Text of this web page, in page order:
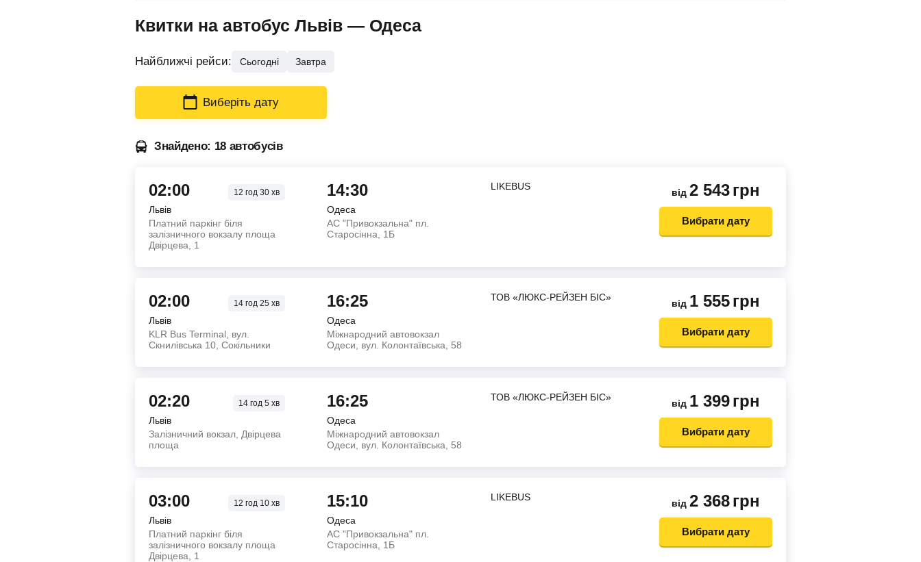
Квитки на автобус Львів — Одеса
Найближчі рейси: Сьогодні Завтра
Виберіть дату
Знайдено: 18 автобусів
02:00 12 год30 хв
Львів
Платний паркінг біля
залізничного вокзалу площа
Двірцева, 1
14:30
Одеса
АС "Привокзальна" пл.
Старосінна, 1Б
LIKEBUS
від 2 543грн
Вибрати дату
02:00 14 год25 хв
Львів
KLR Bus Terminal, вул.
Скнилівська 10, Сокільники
16:25
Одеса
Міжнародний автовокзал
Одеси, вул. Колонтаївська, 58
ТОВ «ЛЮКС-РЕЙЗЕН БІС»
від 1 555грн
Вибрати дату
02:20 14 год5 хв
Львів
Залізничний вокзал, Двірцева
площа
16:25
Одеса
Міжнародний автовокзал
Одеси, вул. Колонтаївська, 58
ТОВ «ЛЮКС-РЕЙЗЕН БІС»
від 1 399грн
Вибрати дату
03:00 12 год10 хв
Львів
Платний паркінг біля
залізничного вокзалу площа
Двірцева, 1
15:10
Одеса
АС "Привокзальна" пл.
Старосінна, 1Б
LIKEBUS
від 2 368грн
Вибрати дату